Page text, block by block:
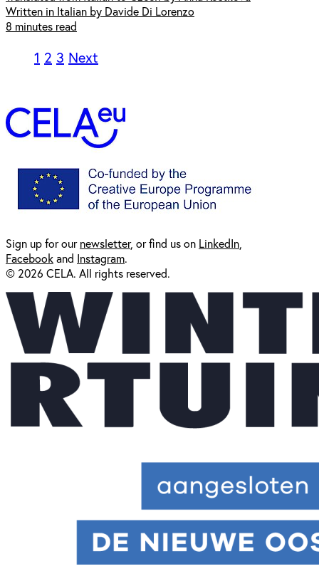
Written in Italian by Davide Di Lorenzo
8 minutes read
1 2 3 Next
Sign up for ournewsletter, or find us on LinkedIn
Facebookand Instagram.
© 2026 CELA. All rights reserved.